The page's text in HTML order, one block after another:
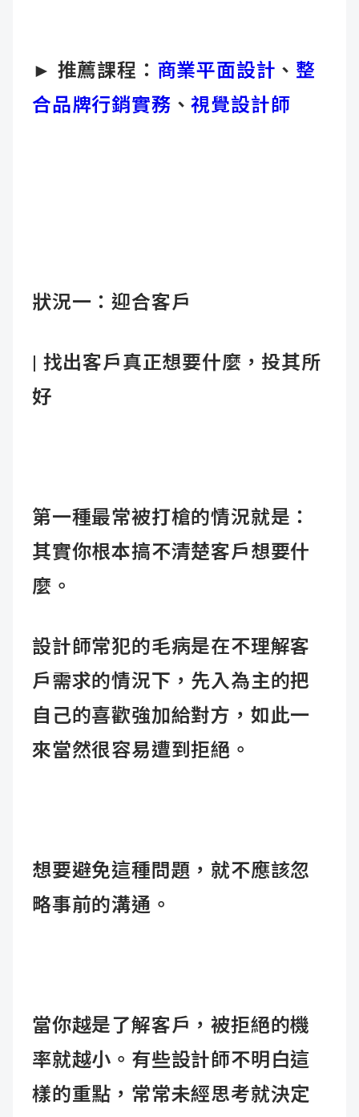
► 推薦課程： 商業平面設計 、 整
合品牌行銷實務 、視覺設計師
狀況一：迎合客戶
| 找出客戶真正想要什麼，投其所
好
第一種最常被打槍的情況就是：
其實你根本搞不清楚客戶想要什
麼。
設計師常犯的毛病是在不理解客
戶需求的情況下，先入為主的把
自己的喜歡強加給對方，如此一
來當然很容易遭到拒絕。
想要避免這種問題，就不應該忽
略事前的溝通。
當你越是了解客戶，被拒絕的機
率就越小。有些設計師不明白這
樣的重點，常常未經思考就決定